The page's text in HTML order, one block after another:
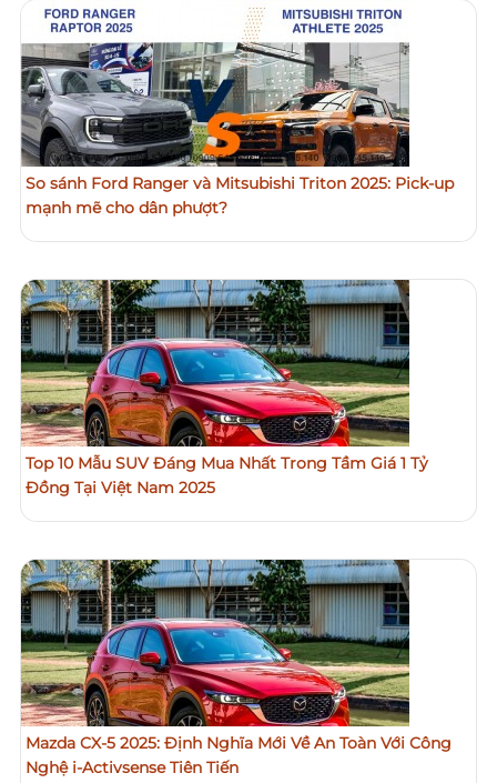
So sánh Ford Ranger và Mitsubishi Triton 2025: Pick-up
mạnh mẽ cho dân phượt?
Top 10 Mẫu SUV Đáng Mua Nhất Trong Tầm Giá 1 Tỷ
Đồng Tại Việt Nam 2025
Mazda CX-5 2025: Định Nghĩa Mới Về An Toàn Với Công
Nghệ i-Activsense Tiên Tiến